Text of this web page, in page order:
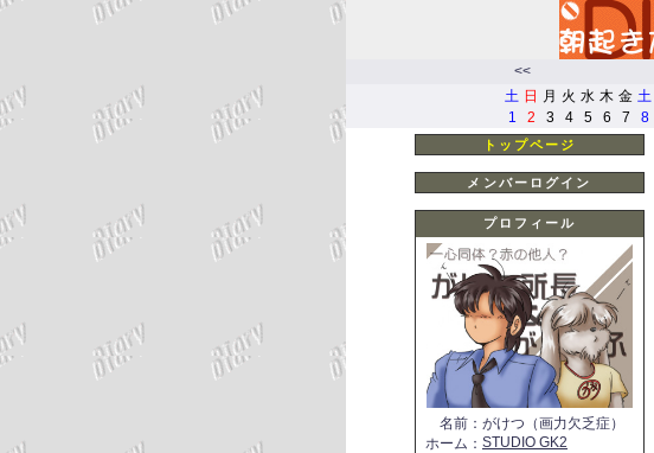
<<
土 日 月 火 水 木 金 土
1
2 3 4 5 6 7 8
トップページ
メンバーログイン
プロフィール
名前 ： がけつ（画力欠乏症）
ホーム ： STUDIO GK2